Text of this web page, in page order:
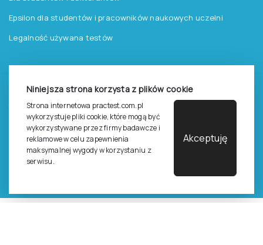
Niniejsza strona korzysta z plików cookie
Strona internetowa practest.com.pl
wykorzystuje pliki cookie, które mogą być
wykorzystywane przez firmy badawcze i
reklamowe w celu zapewnienia
maksymalnej wygody w korzystaniu z
serwisu.
Akceptuję
Epsilon dla studentów i pracowników naukowych uczelni
Legalność używana testów
Pracownia Testów Psychologicznych Polskiego
Towarzystwa Psychologicznego sp. z o.o.
Wszelkie prawa zastrzeżone.
Regulamin Polityka prywantości